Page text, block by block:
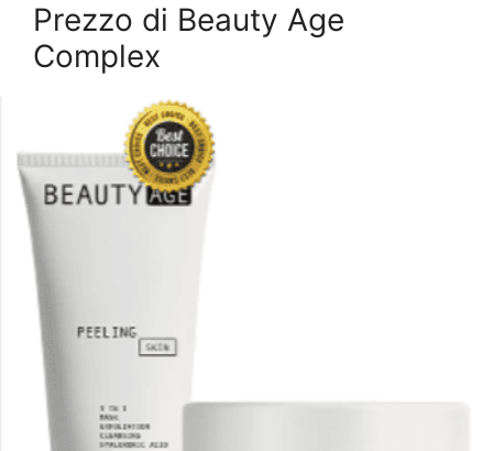
Prezzo di Beauty Age
Сomplex